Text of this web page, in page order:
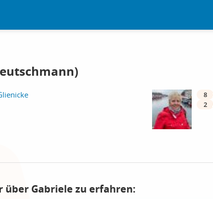
8
2
über Gabriele zu erfahren: